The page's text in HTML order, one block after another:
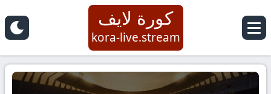
كورة لايف
kora-live.stream